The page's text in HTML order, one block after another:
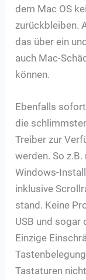
dem Mac OS
zurückbleiben.
das über ein
auch Mac-
können.
Ebenfalls
die
Treiber zur
werden. So
Windows-
inklusive
stand. Keine
USB und sogar
Einzige
Tastaturen